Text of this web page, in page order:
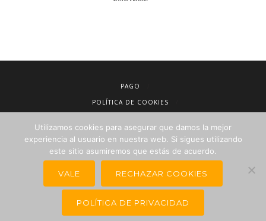
PAGO
POLÍTICA DE COOKIES
CONDICIONES DE VENTA
POLÍTICA DE PRIVACIDAD
Utilizamos cookies para asegurar que damos la mejor
experiencia al usuario en nuestra web. Si sigues utilizando
este sitio asumiremos que estás de acuerdo.
VALE RECHAZAR COOKIES
POLÍTICA DE PRIVACIDAD